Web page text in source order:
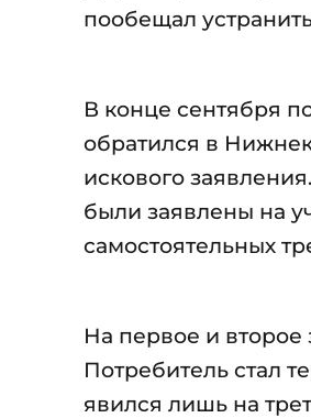
пообещал
В конце сентября
обратился в
искового
были заявлены на
самостоятельных
На первое и второе
Потребитель стал
явился лишь на